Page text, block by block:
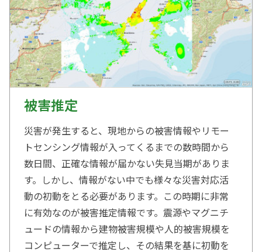
被害推定
災害が発生すると、現地からの被害情報やリモー
トセンシング情報が入ってくるまでの数時間から
数日間、正確な情報が届かない失見当期がありま
す。しかし、情報がない中でも様々な災害対応活
動の初動をとる必要があります。この時期に非常
に有効なのが被害推定情報です。震源やマグニチ
ュードの情報から建物被害規模や人的被害規模を
コンピューターで推定し、その結果を基に初動を